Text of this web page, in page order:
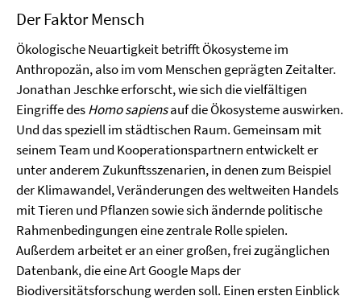
Der Faktor Mensch
Ökologische Neuartigkeit betrifft Ökosysteme im
Anthropozän, also im vom Menschen geprägten Zeitalter.
Jonathan Jeschke erforscht, wie sich die vielfältigen
Eingriffe desHomo sapiensauf die Ökosysteme auswirken.
Und das speziell im städtischen Raum. Gemeinsam mit
seinem Team und Kooperationspartnern entwickelt er
unter anderem Zukunftsszenarien, in denen zum Beispiel
der Klimawandel, Veränderungen des weltweiten Handels
mit Tieren und Pflanzen sowie sich ändernde politische
Rahmenbedingungen eine zentrale Rolle spielen.
Außerdem arbeitet er an einer großen, frei zugänglichen
Datenbank, die eine Art Google Maps der
Biodiversitätsforschung werden soll. Einen ersten Einblick